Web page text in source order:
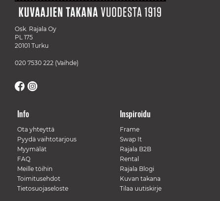
Osk. Rajala Oy
PL 175
20101 Turku
020 7530 222 (Vaihde)
Info
Ota yhteyttä
Pyydä vaihtotarjous
Myymälät
FAQ
Meille töihin
Toimitusehdot
Tietosuojaseloste
Inspiroidu
Frame
Swap It
Rajala B2B
Rental
Rajala Blogi
Kuvan takana
Tilaa uutiskirje